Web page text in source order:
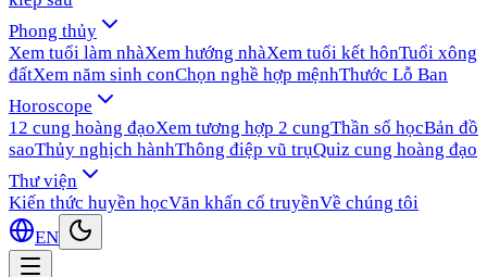
Phong thủy
Xem tuổi làm nhàXem hướng nhàXem tuổi kết hônTuổi xông
đấtXem năm sinh conChọn nghề hợp mệnhThước Lỗ Ban
Horoscope
12 cung hoàng đạoXem tương hợp 2 cungThần số họcBản đồ
saoThủy nghịch hànhThông điệp vũ trụQuiz cung hoàng đạo
Thư viện
Kiến thức huyền họcVăn khấn cổ truyềnVề chúng tôi
EN